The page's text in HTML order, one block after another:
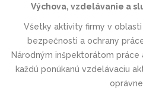
Výchova, vzdelávanie a
Všetky aktivity firmy v
bezpečnosti a ochrany
Národným inšpektorátom práce
každú ponúkanú vzdelávaciu